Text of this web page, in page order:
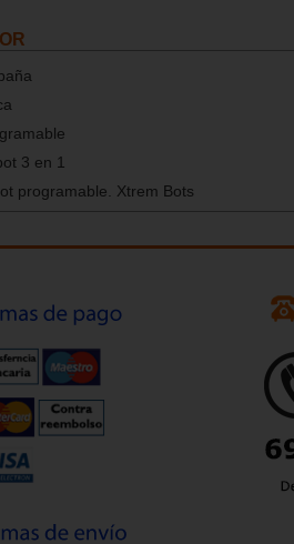
3 en 1
programable. Xtrem Bots